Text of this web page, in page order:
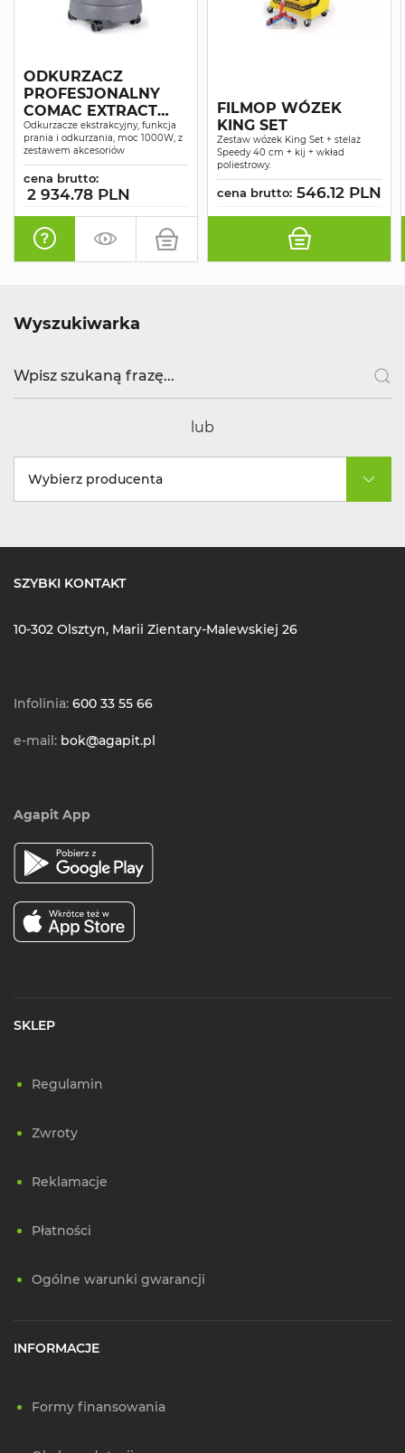
ODKURZACZ
PROFESJONALNY
COMAC EXTRACT
P25 SUCHO-MOKRO
Odkurzacze ekstrakcyjny, funkcja
prania i odkurzania, moc 1000W, z
zestawem akcesoriów
cena brutto:
2 934.78 PLN
FILMOP WÓZEK
KING SET
Zestaw wózek King Set + stelaż
Speedy 40 cm + kij + wkład
poliestrowy.
cena brutto: 546.12 PLN
Wyszukiwarka
lub
Wybierz producenta
SZYBKI KONTAKT
10-302 Olsztyn, Marii Zientary-Malewskiej 26
Infolinia: 600 33 55 66
e-mail: bok@agapit.pl
Agapit App
SKLEP
Regulamin
Zwroty
Reklamacje
Płatności
Ogólne warunki gwarancji
INFORMACJE
Formy finansowania